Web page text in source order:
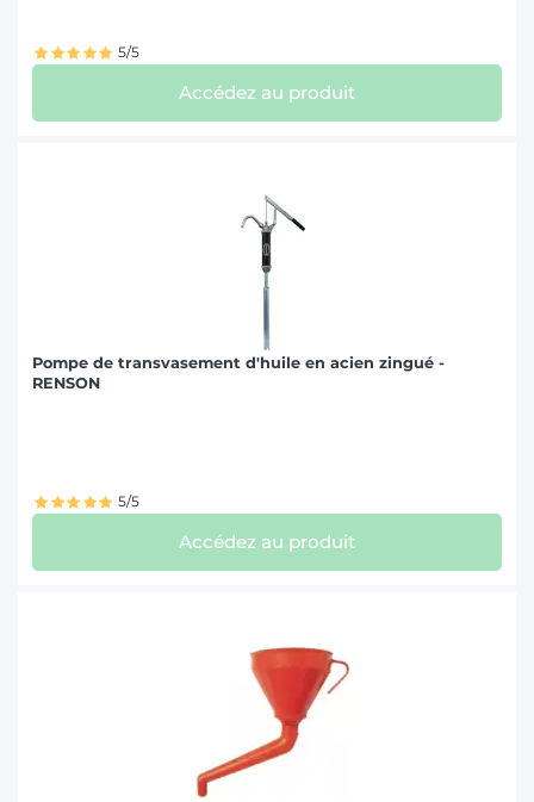
5/5
Accédez au produit
Pompe de transvasement d'huile en acien zingué -
RENSON
5/5
Accédez au produit